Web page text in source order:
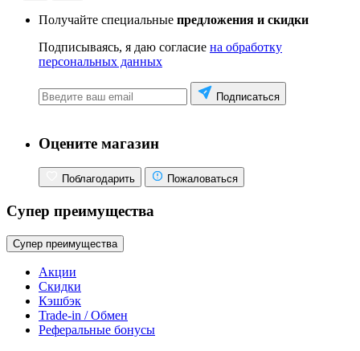
Получайте специальные предложения и скидки
Подписываясь, я даю согласие на обработку
персональных данных
Подписаться
Оцените магазин
Поблагодарить Пожаловаться
Супер преимущества
Супер преимущества
Акции
Скидки
Кэшбэк
Trade-in / Обмен
Реферальные бонусы